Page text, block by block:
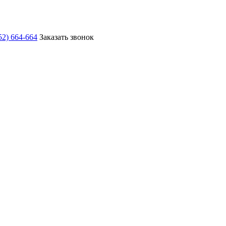
664-664 Заказать звонок